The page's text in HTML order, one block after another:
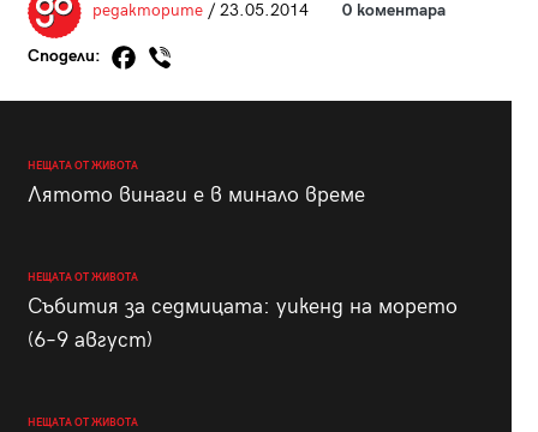
редакторите/ 23.05.2014 0 коментара
Сподели:
НЕЩАТА ОТ ЖИВОТА
Лятото винаги е в минало време
НЕЩАТА ОТ ЖИВОТА
Събития за седмицата: уикенд на морето
(6–9 август)
НЕЩАТА ОТ ЖИВОТА